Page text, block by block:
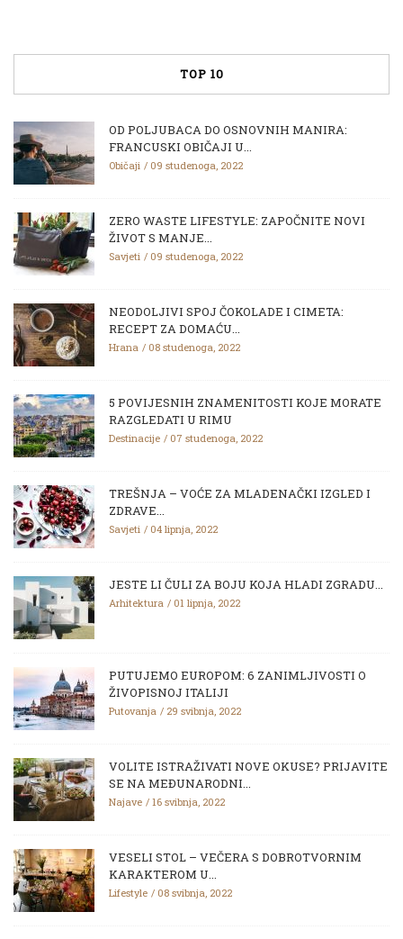
TOP 10
OD POLJUBACA DO OSNOVNIH MANIRA:
FRANCUSKI OBIČAJI U...
Običaji 09 studenoga, 2022
ZERO WASTE LIFESTYLE: ZAPOČNITE NOVI
ŽIVOT S MANJE...
Savjeti 09 studenoga, 2022
NEODOLJIVI SPOJ ČOKOLADE I CIMETA:
RECEPT ZA DOMAĆU...
Hrana 08 studenoga, 2022
5 POVIJESNIH ZNAMENITOSTI KOJE MORATE
RAZGLEDATI U RIMU
Destinacije 07 studenoga, 2022
TREŠNJA – VOĆE ZA MLADENAČKI IZGLED I
ZDRAVE...
Savjeti 04 lipnja, 2022
JESTE LI ČULI ZA BOJU KOJA HLADI ZGRADU...
Arhitektura 01 lipnja, 2022
PUTUJEMO EUROPOM: 6 ZANIMLJIVOSTI O
ŽIVOPISNOJ ITALIJI
Putovanja 29 svibnja, 2022
VOLITE ISTRAŽIVATI NOVE OKUSE? PRIJAVITE
SE NA MEĐUNARODNI...
Najave 16 svibnja, 2022
VESELI STOL – VEČERA S DOBROTVORNIM
KARAKTEROM U...
Lifestyle 08 svibnja, 2022